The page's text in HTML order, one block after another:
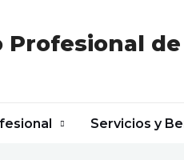
Profesional
Servicios y